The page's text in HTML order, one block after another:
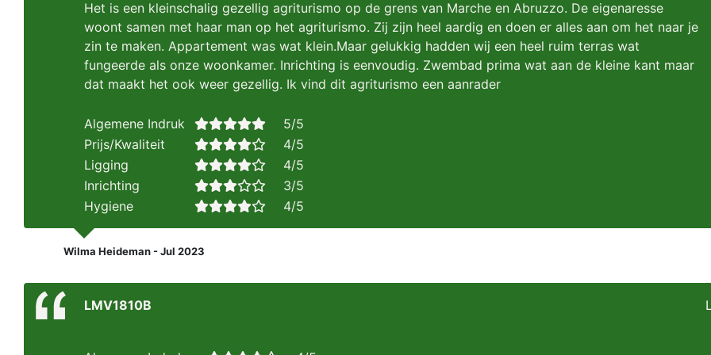
Het is een kleinschalig gezellig agriturismo op de grens van Marche en Abruzzo. De eigenaresse
woont samen met haar man op het agriturismo. Zij zijn heel aardig en doen er alles aan om het naar je
zin te maken. Appartement was wat klein.Maar gelukkig hadden wij een heel ruim terras wat
fungeerde als onze woonkamer. Inrichting is eenvoudig. Zwembad prima wat aan de kleine kant maar
dat maakt het ook weer gezellig. Ik vind dit agriturismo een aanrader
Algemene Indruk
5/5
Prijs/Kwaliteit
4/5
Ligging
4/5
Inrichting
3/5
Hygiene
4/5
Wilma Heideman - Jul 2023
LMV1810B